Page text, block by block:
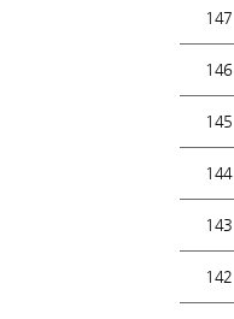
147
146
145
144
143
142